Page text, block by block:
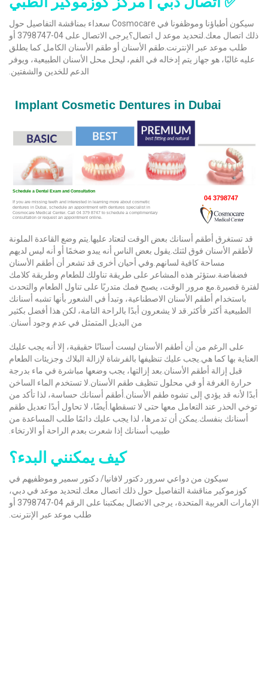
سيكون أطباؤنا وموظفونا في Cosmocare سعداء بمناقشة التفاصيل حول
ذلك اتصال معك.لتحديد موعد ل اتصال؟يرجى الاتصال على 04-3798747 أو
طلب موعد عبر الإنترنت.طقم الأسنان أو طقم الأسنان الكامل كما يطلق
عليه غالبًا، هو جهاز يتم إدخاله في الفم، ليحل محل الأسنان الطبيعية، ويوفر
الدعم للخدين والشفتين.
قد تستغرق أطقم أسنانك بعض الوقت لتعتاد عليها.يتم وضع القاعدة الملونة
لأطقم الأسنان فوق لثتك.يقول بعض الناس أنه يبدو ضخمًا أو أنه ليس لديهم
مساحة كافية لسانهم.وفي أحيان أخرى قد تشعر أن أطقم الأسنان
فضفاضة.ستؤثر هذه المشاعر على طريقة تناولك للطعام وطريقة كلامك
لفترة قصيرة.مع مرور الوقت، يصبح فمك متدربًا على تناول الطعام والتحدث
باستخدام أطقم الأسنان الاصطناعية، وتبدأ في الشعور بأنها تشبه أسنانك
الطبيعية أكثر فأكثر.قد لا يشعرون أبدًا بالراحة التامة، لكن هذا أفضل بكثير
من البديل المتمثل في عدم وجود أسنان.
على الرغم من أن أطقم الأسنان ليست أسنانًا حقيقية، إلا أنه يجب عليك
العناية بها كما هي.يجب عليك تنظيفها بالفرشاة لإزالة البلاك وجزيئات الطعام
قبل إزالة أطقم الأسنان.بعد إزالتها، يجب وضعها مباشرة في ماء بدرجة
حرارة الغرفة أو في محلول تنظيف طقم الأسنان.لا تستخدم الماء الساخن
أبدًا لأنه قد يؤدي إلى تشوه طقم الأسنان.أطقم أسنانك حساسة، لذا تأكد من
توخي الحذر عند التعامل معها حتى لا تسقطها.أيضًا، لا تحاول أبدًا تعديل طقم
أسنانك بنفسك.يمكن أن تدمرها، لذا يجب عليك دائمًا طلب المساعدة من
طبيب أسنانك إذا شعرت بعدم الراحة أو الارتخاء.
كيف يمكنني البدء؟
سيكون من دواعي سرور دكتور لافانيا/ دكتور سمير وموظفيهم في
كوزموكير مناقشة التفاصيل حول ذلك اتصال معك.لتحديد موعد في دبي،
الإمارات العربية المتحدة، يرجى الاتصال بمكتبنا على الرقم 04-3798747 أو
طلب موعد عبر الإنترنت.